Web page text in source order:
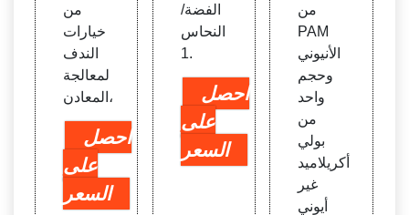
من
خيارات
الندف
لمعالجة
المعادن،
احصل
على
السعر
الفضة/
النحاس
1.
احصل
على
السعر
من
PAM
الأنيوني
وحجم
واحد
من
بولي
أكريلاميد
غير
أيوني